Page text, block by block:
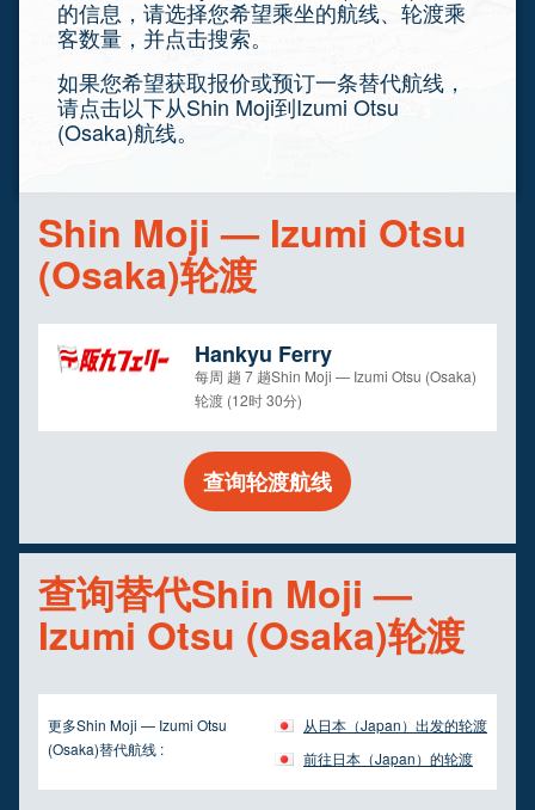
的信息，请选择您希望乘坐的航线、轮渡乘
客数量，并点击搜索。
如果您希望获取报价或预订一条替代航线，
请点击以下从Shin Moji到Izumi Otsu
(Osaka)航线。
Shin Moji — Izumi Otsu
(Osaka)轮渡
Hankyu Ferry
每周 趟 7 趟Shin Moji — Izumi Otsu (Osaka)
轮渡 (12时 30分)
查询轮渡航线
查询替代Shin Moji —
Izumi Otsu (Osaka)轮渡
更多Shin Moji — Izumi Otsu
(Osaka)替代航线 :
从日本（Japan）出发的轮渡
前往日本（Japan）的轮渡